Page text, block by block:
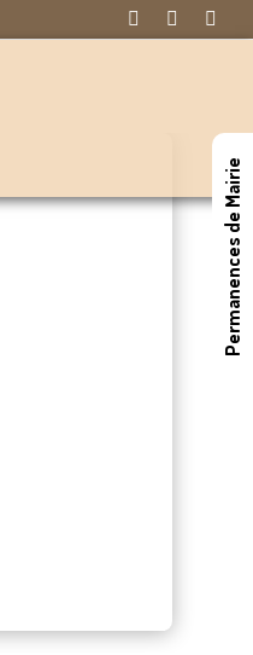
  
Permanences de Mairie